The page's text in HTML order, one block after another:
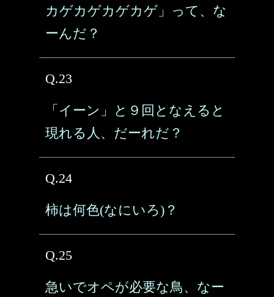
カゲカゲカゲカゲ」って、な
ーんだ？
Q.23
「イーン」と９回となえると
現れる人、だーれだ？
Q.24
柿は何色(なにいろ)？
Q.25
急いでオペが必要な鳥、なー